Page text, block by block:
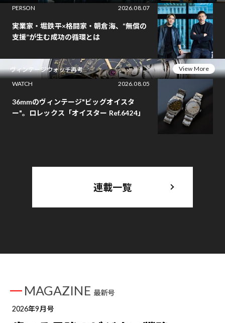
PERSON
2026.08.07
実業家・堀鉄平×格闘家・朝倉海、“無償の
支援”が生む成功の循環とは
ヴィンテージウォッチ再考
View More
WATCH
2026.08.05
36mmのヴィンテージ"ビッグオイスタ
ー"。ロレックス「オイスター Ref.6424」
連載一覧
MAGAZINE 最新号
2026年9月号